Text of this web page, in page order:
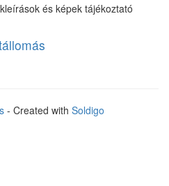
és képek tájékoztató
- Created with Soldigo